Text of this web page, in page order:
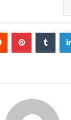
لينكدإن